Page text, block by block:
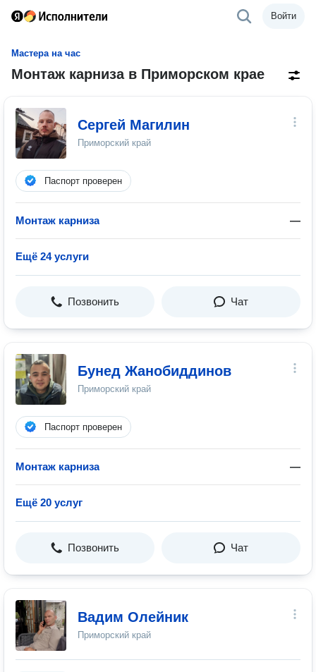
Войти
Мастера на час
Монтаж карниза в Приморском крае
Сергей Магилин
Приморский край
Паспорт проверен
Монтаж карниза —
Ещё 24 услуги
Позвонить Чат
Бунед Жанобиддинов
Приморский край
Паспорт проверен
Монтаж карниза —
Ещё 20 услуг
Позвонить Чат
Вадим Олейник
Приморский край